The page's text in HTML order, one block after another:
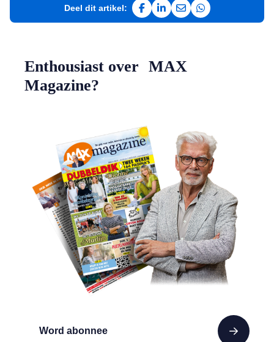
Deel dit artikel:
Deel op Facebook
Deel op LinkedIn
Deel via e-mail
Deel via
Word abonnee
Enthousiast over MAX
Magazine?